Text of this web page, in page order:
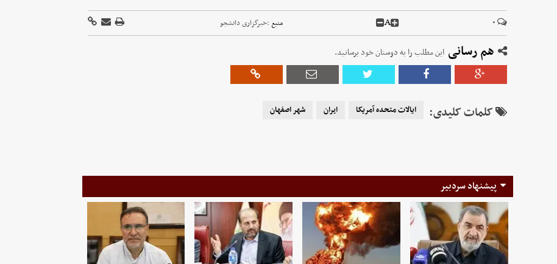
۰ A منبع :خبرگزاری دانشجو
هم رسانی این مطلب را به دوستان خود برسانید.
کلمات کلیدی: ایالات متحده آمریکا ایران شهر اصفهان
پیشنهاد سردبیر